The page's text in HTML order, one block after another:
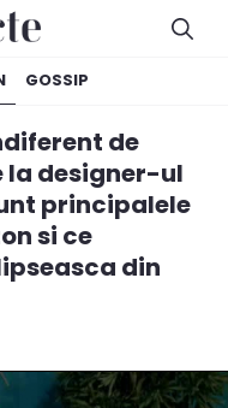
GOSSIP
de
la designer-ul
principalele
si ce
din